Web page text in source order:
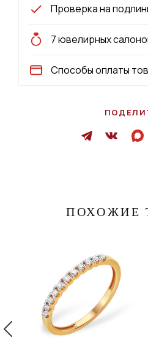
Проверка на
7 ювелирных
Способы оплаты
ПОХОЖИЕ